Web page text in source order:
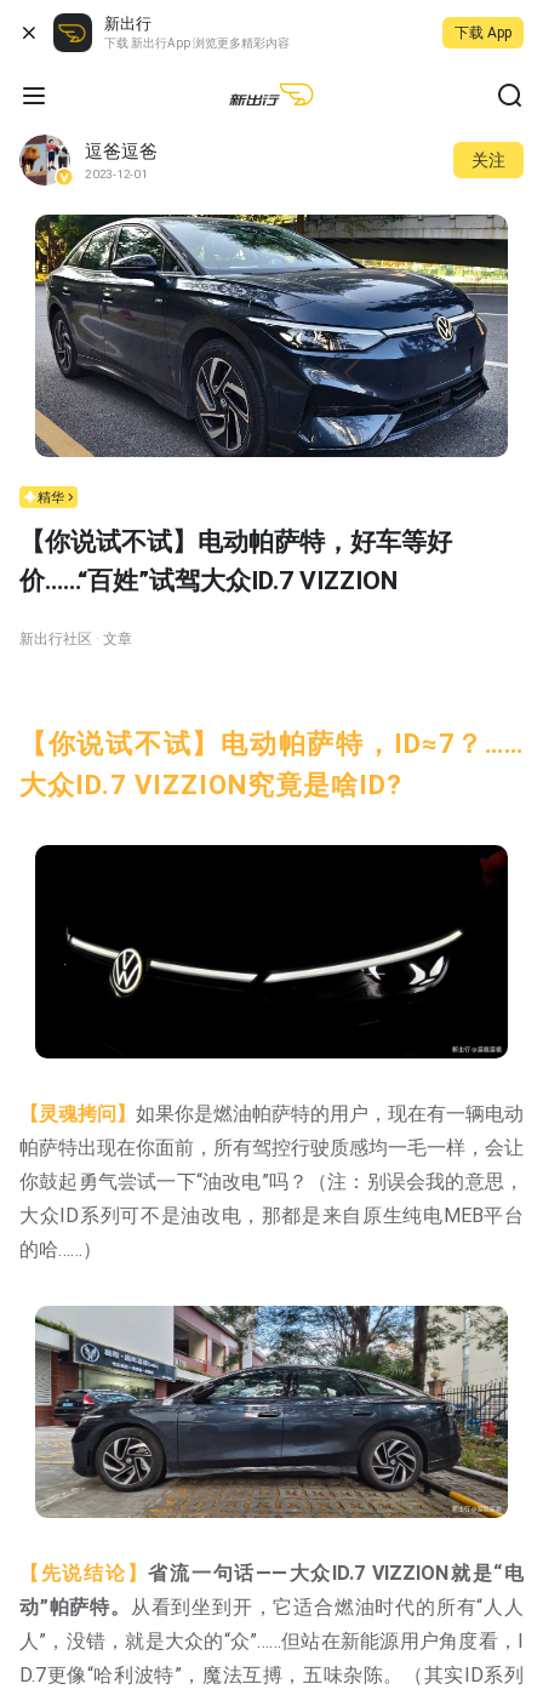
新出行
下载 新出行App 浏览更多精彩内容
下载 App
逗爸逗爸
2023-12-01
关注
精华
【你说试不试】电动帕萨特，好车等好
价……“百姓”试驾大众ID.7 VIZZION
新出行社区 · 文章
【你说试不试】电动帕萨特，ID≈7？……
大众ID.7 VIZZION究竟是啥ID?
【灵魂拷问】 如果你是燃油帕萨特的用户，现在有一辆电动
帕萨特出现在你面前，所有驾控行驶质感均一毛一样，会让
你鼓起勇气尝试一下“油改电”吗？（注：别误会我的意思，
大众ID系列可不是油改电，那都是来自原生纯电MEB平台
的哈……）
【先说结论】省流一句话——大众ID.7 VIZZION就是“电
动”帕萨特。 从看到坐到开，它适合燃油时代的所有“人人
人”，没错，就是大众的“众”……但站在新能源用户角度看，I
D.7更像“哈利波特”，魔法互搏，五味杂陈。（其实ID系列